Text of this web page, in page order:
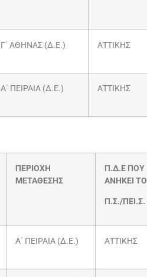
Γ΄ ΑΘΗΝΑΣ (Δ.Ε.) ΑΤΤΙΚΗΣ
Α΄ ΠΕΙΡΑΙΑ (Δ.Ε.) ΑΤΤΙΚΗΣ
ΠΕΡΙΟΧΗ
ΜΕΤΑΘΕΣΗΣ
Π.Δ.Ε ΠΟΥ
ΑΝΗΚΕΙ ΤΟ
Π.Σ./ΠΕΙ.Σ.
Α΄ ΠΕΙΡΑΙΑ (Δ.Ε.) ΑΤΤΙΚΗΣ